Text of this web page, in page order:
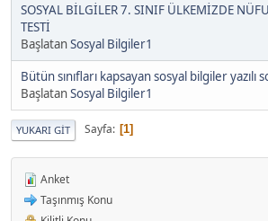
SOSYAL BİLGİLER 7. SINIF ÜLKEMİZDE
TESTİ
BaşlatanSosyal Bilgiler1
Bütün sınıfları kapsayan sosyal bilgiler yazılı
BaşlatanSosyal Bilgiler1
YUKARI GIT Sayfa 1
Anket
Taşınmış Konu